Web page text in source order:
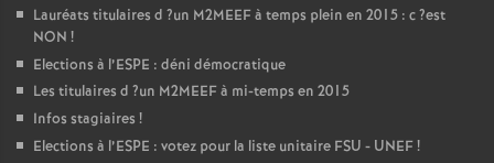
Lauréats titulaires d ?un M2MEEFà temps plein en 2015 : c?est
NON !
Elections à l’ESPE : déni démocratique
Les titulaires d ?un M2MEEFà mi-temps en 2015
Infos stagiaires !
Elections à l’ESPE : votez pour la liste unitaire FSU - UNEF!